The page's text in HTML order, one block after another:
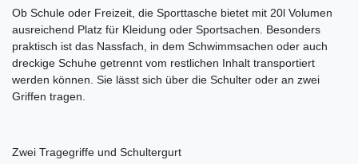
Ob Schule oder Freizeit, die Sporttasche bietet mit 20l Volumen
ausreichend Platz für Kleidung oder Sportsachen. Besonders
praktisch ist das Nassfach, in dem Schwimmsachen oder auch
dreckige Schuhe getrennt vom restlichen Inhalt transportiert
werden können. Sie lässt sich über die Schulter oder an zwei
Griffen tragen.
Zwei Tragegriffe und Schultergurt